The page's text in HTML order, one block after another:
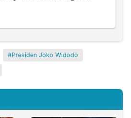
Presiden Joko Widodo